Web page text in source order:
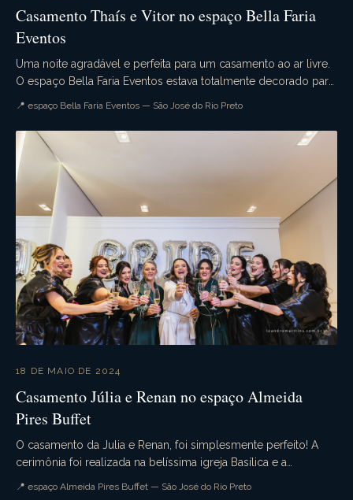
Casamento Thaís e Vitor no espaço Bella Faria
Eventos
Uma noite agradável e perfeita para um casamento ao ar livre.
O espaço Bella Faria Eventos estava totalmente decorado para
📍 espaço Bella Faria Eventos — São José do Rio Preto
18 DE MAIO DE 2024
Casamento Júlia e Renan no espaço Almeida
Pires Buffet
O casamento da Julia e Renan, foi simplesmente perfeito! A
cerimônia foi realizada na belíssima igreja Basílica e a
📍 espaço Almeida Pires Buffet — São José do Rio Preto